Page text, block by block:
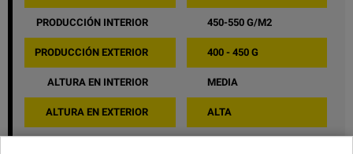
PRODUCCIÓN INTERIOR 450-550 G/M2
PRODUCCIÓN EXTERIOR 400 - 450 G
ALTURA EN INTERIOR MEDIA
ALTURA EN EXTERIOR ALTA